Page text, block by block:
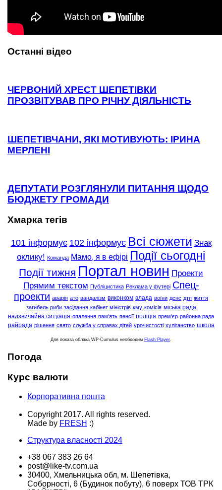
Останні відео
ЧЕРВОНИЙ ХРЕСТ ШЕПЕТІВКИ
ПРОЗВІТУВАВ ПРО РІЧНУ ДІЯЛЬНІСТЬ
ШЕПЕТІВЧАНИ, ЯКІ МОТИВУЮТЬ: ІРИНА
МЕРЛЕНІ
ДЕПУТАТИ РОЗГЛЯНУЛИ ПИТАННЯ ЩОДО
БЮДЖЕТУ ГРОМАДИ
Хмарка тегів
101 інформує 102 інформує Всі сюжети Знак
оклику! Команда Мамо, я в ефірі Події сьогодні
Події тижня Портал новин Проекти
Прямим текстом Публіцистика Реклама у футері Спец-
проекти аварія ато вандалізм виконком влада воїни дснс дтп життя
загибель риби засідання кабінет міністрів кму комісія міська рада
надзвичайна ситуація опалення пам'ять пенсії поліція прем'єр районна рада
райрада рішення свято служба у справах дітей урочистості хуліганство школа
Для показа облака WP-Cumulus необходим Flash Player.
Погода
Курс валюти
Корпоративна пошта
Copyright 2017. All rights reserved.
Made by FRESH :)
Структура власності 2024
+38 067 383 26 64
post@like-tv.com.ua
30400, Хмельницька обл, м. Шепетівка,
Соборності, 6 (Будинок побуту), 6 поверх ТОВ ТРК